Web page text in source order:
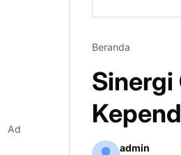
Beranda
Sinergi
admin
Ad